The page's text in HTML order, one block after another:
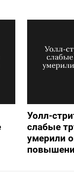
Уолл-
слабые
умерили